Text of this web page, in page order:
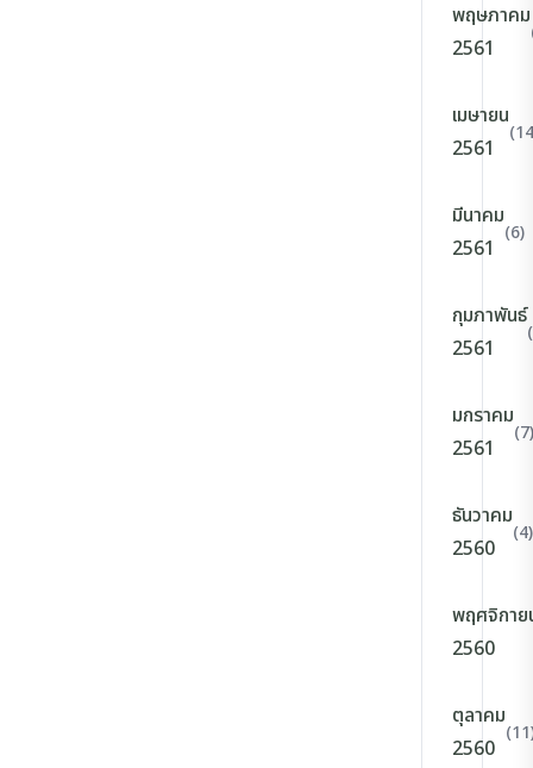
พฤษภาคม
2561
เมษายน
2561
มีนาคม
2561
(6)
กุมภาพันธ์
2561
มกราคม
2561
(7)
ธันวาคม
2560
(4)
พฤศจิกาย
2560
ตุลาคม
2560